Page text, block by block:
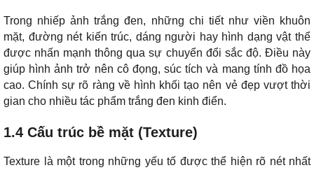
Trong nhiếp ảnh trắng đen, những chi tiết như viền khuôn
mặt, đường nét kiến trúc, dáng người hay hình dạng vật thể
được nhấn mạnh thông qua sự chuyển đổi sắc độ. Điều này
giúp hình ảnh trở nên cô đọng, súc tích và mang tính đồ họa
cao. Chính sự rõ ràng về hình khối tạo nên vẻ đẹp vượt thời
gian cho nhiều tác phẩm trắng đen kinh điển.
1.4 Cấu trúc bề mặt (Texture)
Texture là một trong những yếu tố được thể hiện rõ nét nhất